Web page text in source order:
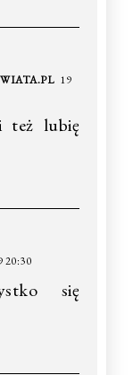
19
też lubię
20:30
się